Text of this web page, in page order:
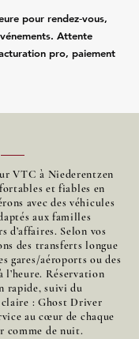
pour rendez‑vous,
Attente
pro, paiement
VTC à Niederentzen
et fiables en
avec des véhicules
aux familles
d’affaires. Selon vos
des transferts longue
gares/aéroports ou des
l’heure. Réservation
rapide, suivi du
: Ghost Driver
au cœur de chaque
comme de nuit.